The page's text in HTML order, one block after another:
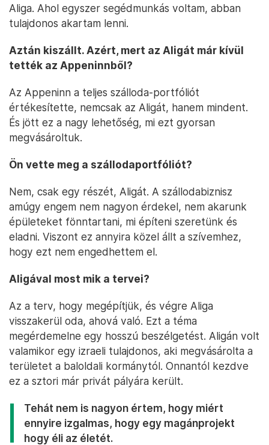
Aliga. Ahol egyszer segédmunkás voltam, abban
tulajdonos akartam lenni.
Aztán kiszállt. Azért, mert az Aligát már kívül
tették az Appeninnből?
Az Appeninn a teljes szálloda-portfóliót
értékesítette, nemcsak az Aligát, hanem mindent.
És jött ez a nagy lehetőség, mi ezt gyorsan
megvásároltuk.
Ön vette meg a szállodaportfóliót?
Nem, csak egy részét, Aligát. A szállodabiznisz
amúgy engem nem nagyon érdekel, nem akarunk
épületeket fönntartani, mi építeni szeretünk és
eladni. Viszont ez annyira közel állt a szívemhez,
hogy ezt nem engedhettem el.
Aligával most mik a tervei?
Az a terv, hogy megépítjük, és végre Aliga
visszakerül oda, ahová való. Ezt a téma
megérdemelne egy hosszú beszélgetést. Aligán volt
valamikor egy izraeli tulajdonos, aki megvásárolta a
területet a baloldali kormánytól. Onnantól kezdve
ez a sztori már privát pályára került.
Tehát nem is nagyon értem, hogy miért
ennyire izgalmas, hogy egy magánprojekt
hogy éli az életét.